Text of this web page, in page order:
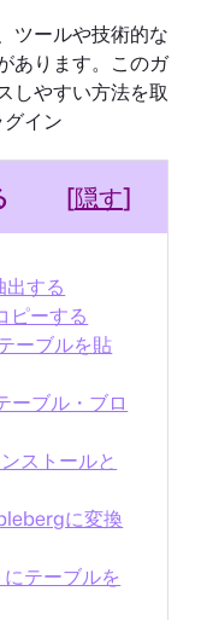
ツールや技術的な
あります。このガ
しやすい方法を取
イン
[隠す]
出する
ピーする
ーブルを貼
ーブル・ブロ
ストールと
に変換
テーブルを